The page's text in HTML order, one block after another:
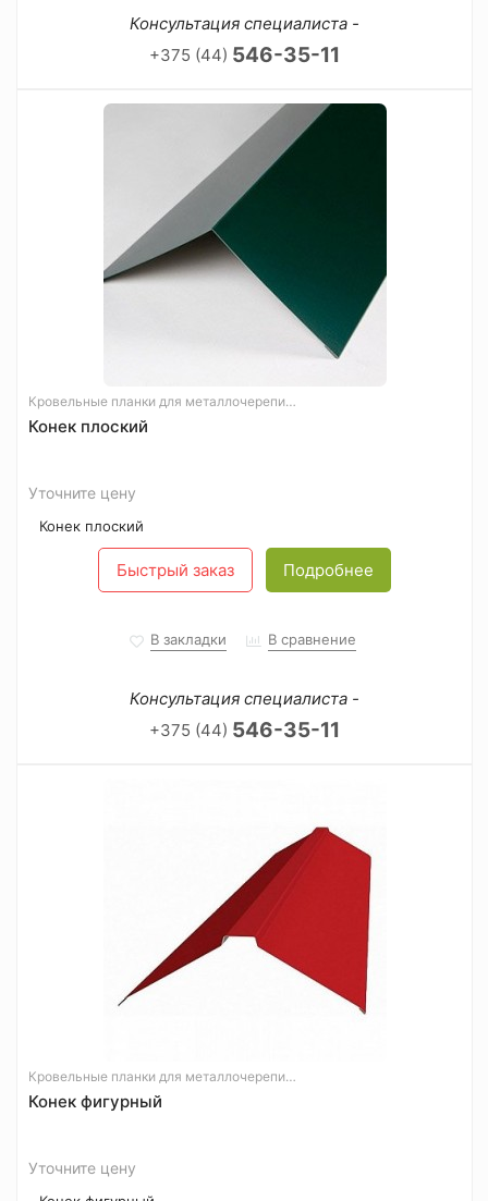
Консультация специалиста -
+375 (44) 546-35-11
Кровельные планки для металлочерепицы
Конек плоский
Уточните цену
Конек плоский
Быстрый заказ Подробнее
В закладки В сравнение
Консультация специалиста -
+375 (44) 546-35-11
Кровельные планки для металлочерепицы
Конек фигурный
Уточните цену